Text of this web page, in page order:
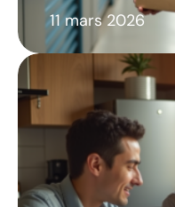
11 mars 2026